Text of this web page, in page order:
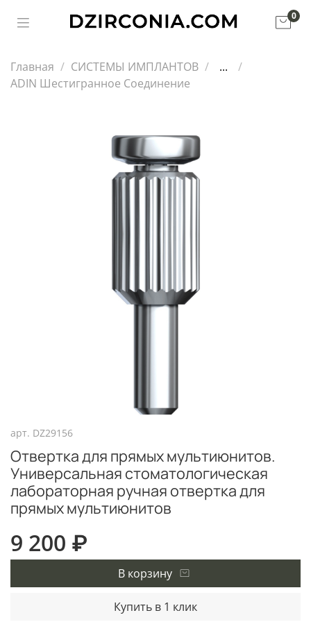
0
Главная СИСТЕМЫ ИМПЛАНТОВ
...
ADIN Шестигранное Соединение
арт. DZ29156
Отвертка для прямых мультиюнитов.
Универсальная стоматологическая
лабораторная ручная отвертка для
прямых мультиюнитов
9 200 ₽
В корзину
Купить в 1 клик